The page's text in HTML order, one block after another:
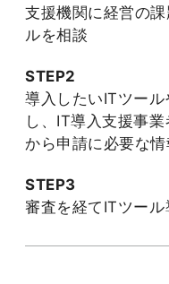
支援機関に経営の
ルを相談
STEP2
導入したいITツー
し、IT導入支援事
から申請に必要な
STEP3
審査を経てITツール